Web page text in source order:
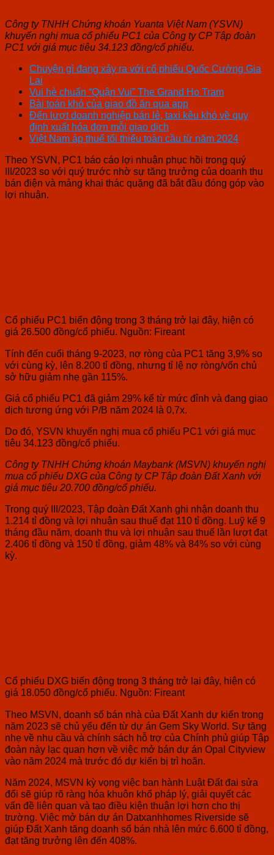
Công ty TNHH Chứng khoán Yuanta Việt Nam (YSVN)
khuyến nghị mua cổ phiếu PC1 của Công ty CP Tập đoàn
PC1 với giá mục tiêu 34.123 đồng/cổ phiếu.
Chuyện gì đang xảy ra với cổ phiếu Quốc Cường Gia
Lai
Vui hè chuẩn “Quận Vui” The Grand Ho Tram
Bài toán khó của giao đồ ăn qua app
Đến lượt doanh nghiệp bán lẻ, taxi kêu khó về quy
định xuất hóa đơn mỗi giao dịch
Việt Nam áp thuế tối thiểu toàn cầu từ năm 2024
Theo YSVN, PC1 báo cáo lợi nhuận phục hồi trong quý
III/2023 so với quý trước nhờ sự tăng trưởng của doanh thu
bán điện và mảng khai thác quặng đã bắt đầu đóng góp vào
lợi nhuận.
Cổ phiếu PC1 biến động trong 3 tháng trở lại đây, hiện có
giá 26.500 đồng/cổ phiếu. Nguồn: Fireant
Tính đến cuối tháng 9-2023, nợ ròng của PC1 tăng 3,9% so
với cùng kỳ, lên 8.200 tỉ đồng, nhưng tỉ lệ nợ ròng/vốn chủ
sở hữu giảm nhẹ gần 115%.
Giá cổ phiếu PC1 đã giảm 29% kể từ mức đỉnh và đang giao
dịch tương ứng với P/B năm 2024 là 0,7x.
Do đó, YSVN khuyến nghị mua cổ phiếu PC1 với giá mục
tiêu 34.123 đồng/cổ phiếu.
Công ty TNHH Chứng khoán Maybank (MSVN) khuyến nghị
mua cổ phiếu DXG của Công ty CP Tập đoàn Đất Xanh với
giá mục tiêu 20.700 đồng/cổ phiếu.
Trong quý III/2023, Tập đoàn Đất Xanh ghi nhận doanh thu
1.214 tỉ đồng và lợi nhuận sau thuế đạt 110 tỉ đồng. Luỹ kế 9
tháng đầu năm, doanh thu và lợi nhuận sau thuế lần lượt đạt
2.406 tỉ đồng và 150 tỉ đồng, giảm 48% và 84% so với cùng
kỳ.
Cổ phiếu DXG biến động trong 3 tháng trở lại đây, hiện có
giá 18.050 đồng/cổ phiếu. Nguồn: Fireant
Theo MSVN, doanh số bán nhà của Đất Xanh dự kiến trong
năm 2023 sẽ chủ yếu đến từ dự án Gem Sky World. Sự tăng
nhẹ về nhu cầu và chính sách hỗ trợ của Chính phủ giúp Tập
đoàn này lạc quan hơn về việc mở bán dự án Opal Cityview
vào năm 2024 mà trước đó dự kiến bị trì hoãn.
Năm 2024, MSVN kỳ vọng việc ban hành Luật Đất đai sửa
đổi sẽ giúp rõ ràng hóa khuôn khổ pháp lý, giải quyết các
vấn đề liên quan và tạo điều kiện thuận lợi hơn cho thị
trường. Việc mở bán dự án Datxanhhomes Riverside sẽ
giúp Đất Xanh tăng doanh số bán nhà lên mức 6.600 tỉ đồng,
đạt tăng trưởng lên đến 408%.